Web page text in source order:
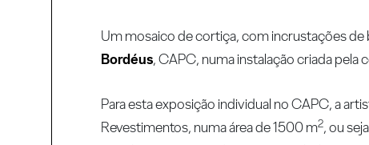
Um mosaico de cortiça, com incrustações de
Bordéus, CAPC, numa instalação criada
Para esta exposição individual no CAPC, a
Revestimentos, numa área de 1500 m2, ou